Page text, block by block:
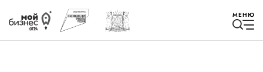
МЕНЮ